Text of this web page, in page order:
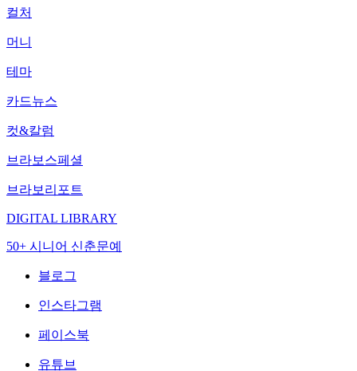
컬처
머니
테마
카드뉴스
컷&칼럼
브라보스페셜
브라보리포트
DIGITAL LIBRARY
50+ 시니어 신춘문예
블로그
인스타그램
페이스북
유튜브